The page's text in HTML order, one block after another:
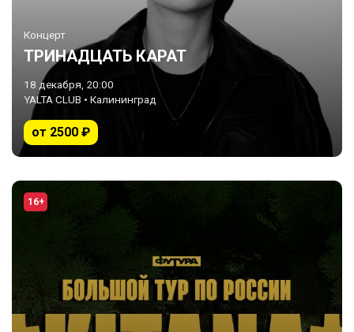
Концерт
ТРИНАДЦАТЬ КАРАТ
18 декабря, 20:00
YALTA CLUB • Калининград
от 2500 ₽
16+